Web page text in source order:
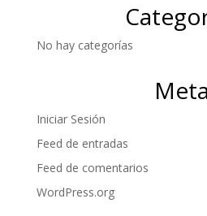
No hay categorías
Meta
Iniciar Sesión
Feed de entradas
Feed de comentarios
WordPress.org